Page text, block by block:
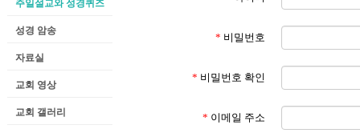
주일설교와 성경퀴즈
성경 암송
자료실
교회 영상
교회 갤러리
* 비밀번호
* 비밀번호 확인
* 이메일 주소